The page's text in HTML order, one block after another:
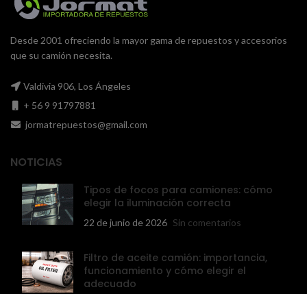
Desde 2001 ofreciendo la mayor gama de repuestos y accesorios
que su camión necesita.
Valdivia 906, Los Ángeles
+ 56 9 91797881
jormatrepuestos@gmail.com
NOTICIAS
Tipos de focos para camiones: cómo
elegir la iluminación correcta
22 de junio de 2026 Sin comentarios
Filtro de aceite camión: importancia,
funcionamiento y cómo elegir el
adecuado